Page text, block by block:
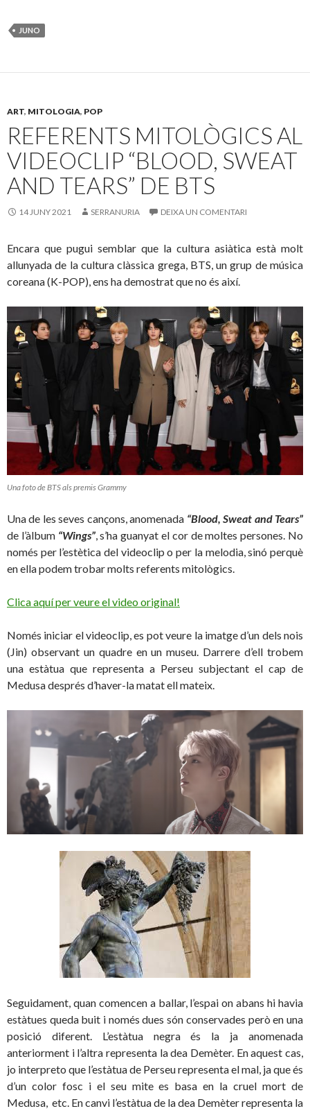
JUNO
ART, MITOLOGIA, POP
REFERENTS MITOLÒGICS AL
VIDEOCLIP “BLOOD, SWEAT
AND TEARS” DE BTS
14 JUNY 2021 SERRANURIA DEIXA UN COMENTARI
Encara que pugui semblar que la cultura asiàtica està molt
allunyada de la cultura clàssica grega, BTS, un grup de música
coreana (K-POP), ens ha demostrat que no és així.
Una foto de BTS als premis Grammy
Una de les seves cançons, anomenada “Blood, Sweat and Tears”
de l’àlbum “Wings”, s’ha guanyat el cor de moltes persones. No
només per l’estètica del videoclip o per la melodia, sinó perquè
en ella podem trobar molts referents mitològics.
Clica aquí per veure el video original!
Només iniciar el videoclip, es pot veure la imatge d’un dels nois
(Jin) observant un quadre en un museu. Darrere d’ell trobem
una estàtua que representa a Perseu subjectant el cap de
Medusa després d’haver-la matat ell mateix.
Seguidament, quan comencen a ballar, l’espai on abans hi havia
estàtues queda buit i només dues són conservades però en una
posició diferent. L’estàtua negra és la ja anomenada
anteriorment i l’altra representa la dea Demèter. En aquest cas,
jo interpreto que l’estàtua de Perseu representa el mal, ja que és
d’un color fosc i el seu mite es basa en la cruel mort de
Medusa, etc. En canvi l’estàtua de la dea Demèter representa la